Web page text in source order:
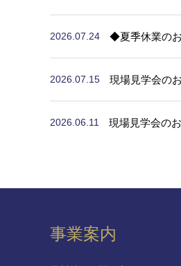
2026.07.24 ◆夏季休業の
2026.07.15 現場見学会の
2026.06.11 現場見学会の
事業案内